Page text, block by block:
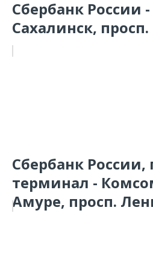
Сбербанк России
Сахалинск,
Сбербанк
терминал -
Амуре, просп.